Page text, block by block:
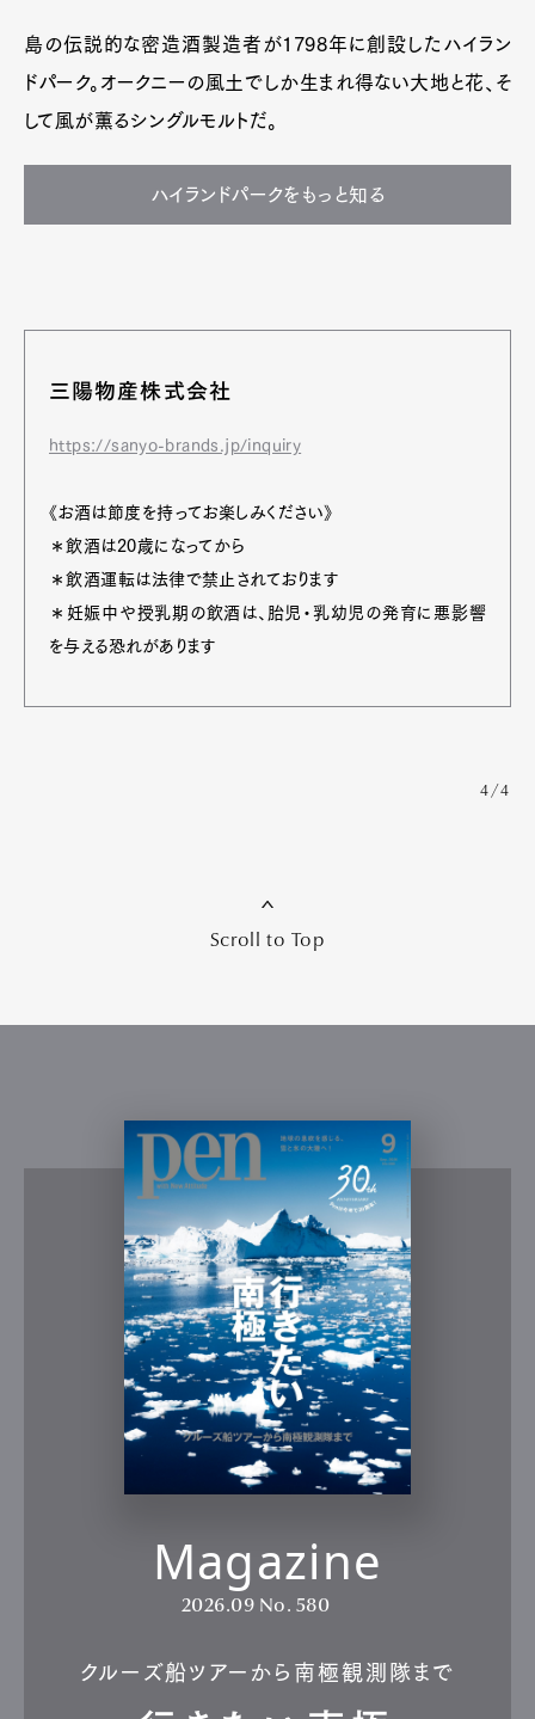
島の伝説的な密造酒製造者が1798年に創設したハイラン
ドパーク。オークニーの風土でしか生まれ得ない大地と花、そ
して風が薫るシングルモルトだ。
ハイランドパークをもっと知る
三陽物産株式会社
https://sanyo-brands.jp/inquiry
《お酒は節度を持ってお楽しみください》
＊飲酒は20歳になってから
＊飲酒運転は法律で禁止されております
＊妊娠中や授乳期の飲酒は、胎児・乳幼児の発育に悪影響
を与える恐れがあります
4/4
Scroll to Top
Magazine
2026.09 No. 580
クルーズ船ツアーから南極観測隊まで